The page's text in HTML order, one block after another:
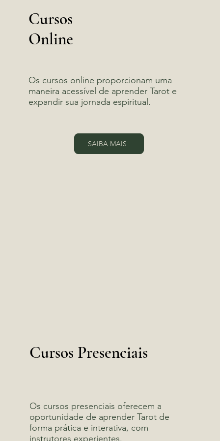
Os cursos presenciais oferecem a
oportunidade de aprender Tarot de
forma prática e interativa, com
instrutores experientes.
Cursos Presenciais
SAIBA MAIS
Os cursos online proporcionam uma
maneira acessível de aprender Tarot e
expandir sua jornada espiritual.
Cursos
Online